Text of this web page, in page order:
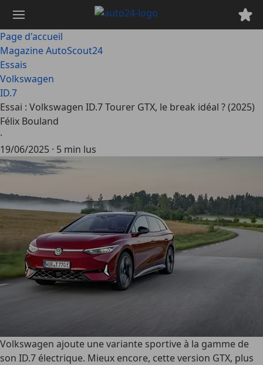
contenu
principal
Page d'accueil
Magazine AutoScout24
Essais
Volkswagen
ID.7
Essai : Volkswagen ID.7 Tourer GTX, le break idéal ? (2025)
Félix Bouland
·
19/06/2025 · 5 min lus
Volkswagen ajoute une variante sportive à la gamme de
son ID.7 électrique. Mieux encore, cette version GTX, plus